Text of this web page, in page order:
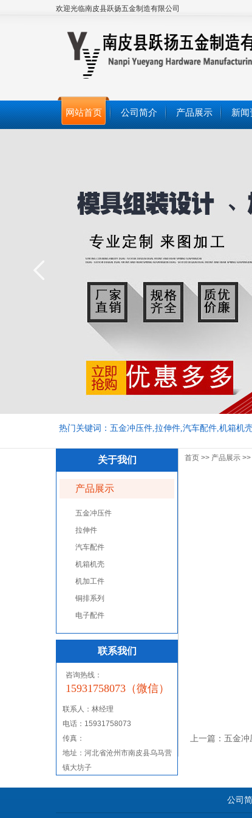
欢迎光临南皮县跃扬五金制造有限公司
网站首页 公司简介 产品展示 新闻
热门关键词：五金冲压件,拉伸件,汽车配件,机箱机
关于我们
产品展示
五金冲压件
拉伸件
汽车配件
机箱机壳
机加工件
铜排系列
电子配件
联系我们
咨询热线：
15931758073（微信）
联系人： 林经理
电话：15931758073
传真：
地址：河北省沧州市南皮县乌马营
镇大坊子
首页 >> 产品展示 >>
上一篇： 五金冲
公司